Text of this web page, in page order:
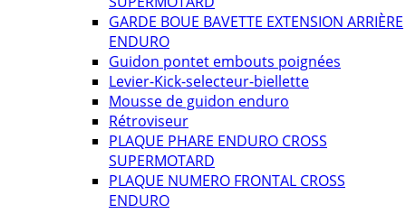
GARDE BOUE BAVETTE EXTENSION ARRIÈRE
ENDURO
Guidon pontet embouts poignées
Levier-Kick-selecteur-biellette
Mousse de guidon enduro
Rétroviseur
PLAQUE PHARE ENDURO CROSS
SUPERMOTARD
PLAQUE NUMERO FRONTAL CROSS
ENDURO